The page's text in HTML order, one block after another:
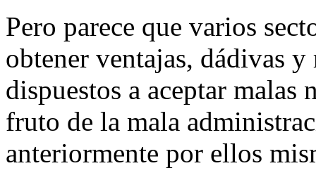
Pero parece que varios
obtener ventajas, dádivas
dispuestos a aceptar
fruto de la mala
anteriormente por ellos